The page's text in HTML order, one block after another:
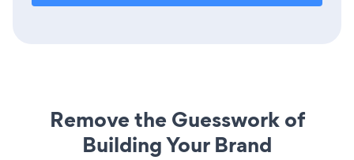
Remove the Guesswork of
Building Your Brand